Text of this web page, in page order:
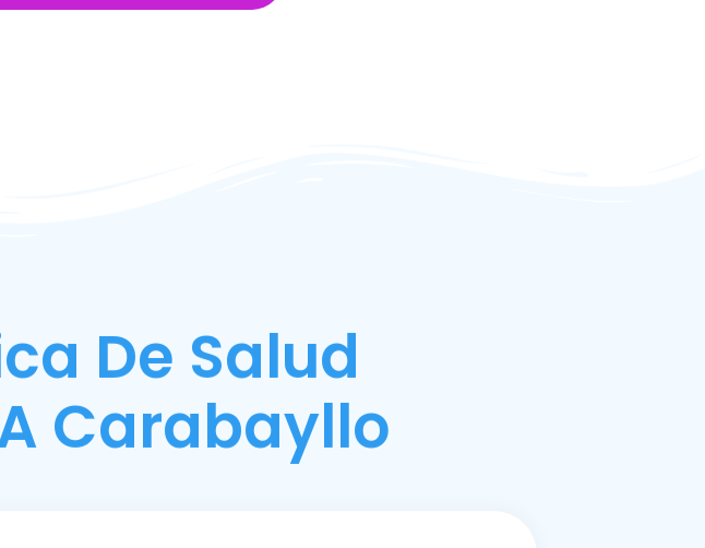
De Salud
Carabayllo